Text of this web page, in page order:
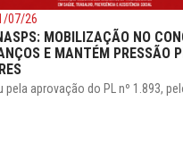
07/26
MOBILIZAÇÃO NO
E MANTÉM PRESSÃO
pela aprovação do PL nº 1.893,